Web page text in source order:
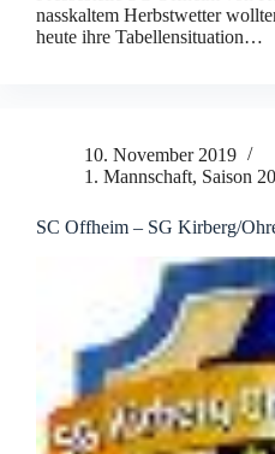
nasskaltem Herbstwetter
heute ihre Tabellensituation…
10. November 2019
1. Mannschaft, Saison
SC Offheim – SG Kirberg/​